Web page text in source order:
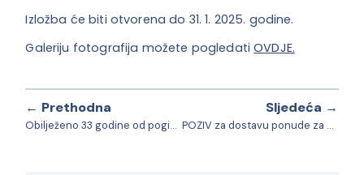
Izložba će biti otvorena do 31. 1. 2025. godine.
Galeriju fotografija možete pogledatiOVDJE.
← Prethodna
Obilježeno 33 godine od pogibije policijskih službenika u Donjem Daruvaru
Sljedeća →
POZIV za dostavu ponude za nabavu usluga za projekt Izrada izmjene i dopune Prostornog plana uređenja Grada Daruvara